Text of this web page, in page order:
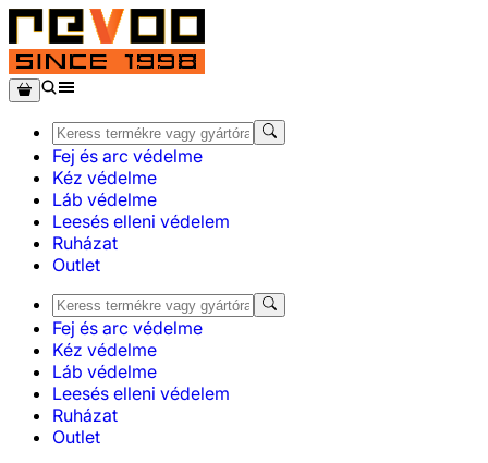
Fej és arc védelme
Kéz védelme
Láb védelme
Leesés elleni védelem
Ruházat
Outlet
Fej és arc védelme
Kéz védelme
Láb védelme
Leesés elleni védelem
Ruházat
Outlet